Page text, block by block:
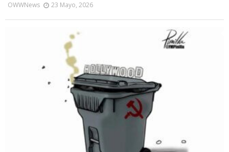
OWWNews 23 Mayo, 2026